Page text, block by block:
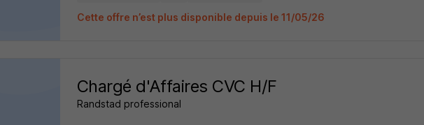
Cette offre n’est plus disponible depuis le 11/05/26
Chargé d'Affaires CVC H/F
Randstad professional